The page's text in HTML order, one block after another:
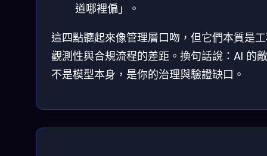
道哪裡偏」。
這四點聽起來像管理層口吻，但它們本質是
觀測性與合規流程的差距。換句話說：AI 的
不是模型本身，是你的治理與驗證缺口。